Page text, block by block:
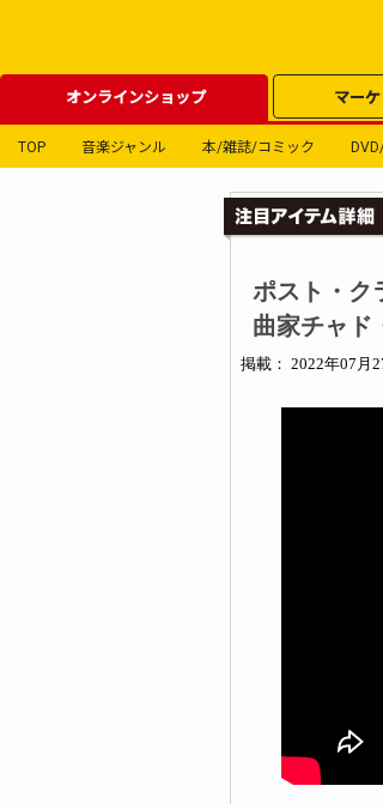
オンラインショップ マー
TOP 音楽ジャンル 本/雑誌/コミック
ポスト・ク
曲家チャド
掲載： 2022年07月